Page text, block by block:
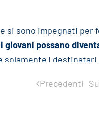
si sono impegnati
giovani possano
solamente i destinatari.
Precedenti